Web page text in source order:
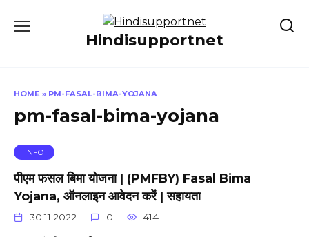
Hindisupportnet
HOME » PM-FASAL-BIMA-YOJANA
pm-fasal-bima-yojana
INFO
पीएम फसल बिमा योजना | (PMFBY) Fasal Bima
Yojana, ऑनलाइन आवेदन करें | सहायता
30.11.2022 0 414